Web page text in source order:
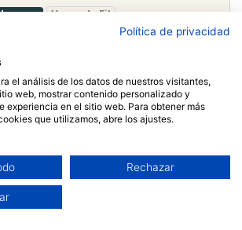
Voces de Fil
Política de privacidad
el análisis de los datos de nuestros visitantes,
web, mostrar contenido personalizado y
experiencia en el sitio web. Para obtener más
que utilizamos, abre los ajustes.
Rechazar